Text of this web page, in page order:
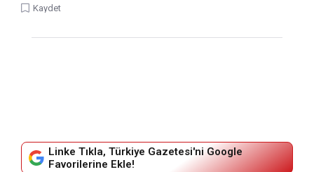
Kaydet
Linke Tıkla, Türkiye Gazetesi'ni Google
Favorilerine Ekle!